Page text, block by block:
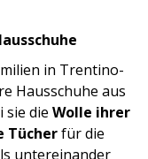
in Trentino-
Hausschuhe aus
sie die Wolle ihrer
Tücherfür die
untereinander